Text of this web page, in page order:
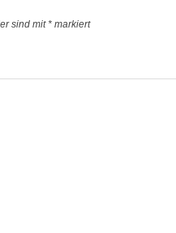
sind mit*markiert